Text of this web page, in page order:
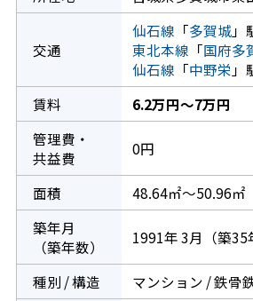
交通
仙石線 「多賀城」
東北本線 「国府多
仙石線 「中野栄 」
賃料
6.2万円～7万円
管理費・
共益費
0円
面積
48.64㎡～50.96㎡
築年月
（築年数）
1991年 3月（築35
種別 / 構造
マンション / 鉄骨